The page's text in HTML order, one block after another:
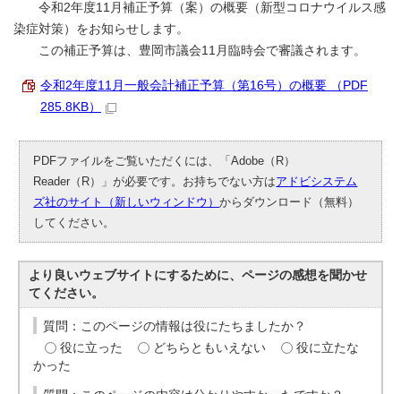
令和2年度11月補正予算（案）の概要（新型コロナウイルス感
染症対策）をお知らせします。
この補正予算は、豊岡市議会11月臨時会で審議されます。
令和2年度11月一般会計補正予算（第16号）の概要 （PDF
285.8KB）
PDFファイルをご覧いただくには、「Adobe（R）
Reader（R）」が必要です。お持ちでない方はアドビシステム
ズ社のサイト（新しいウィンドウ）からダウンロード（無料）
してください。
より良いウェブサイトにするために、ページの感想を聞かせ
てください。
質問：このページの情報は役にたちましたか？
役に立った
どちらともいえない
役に立たな
かった